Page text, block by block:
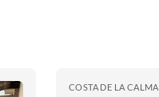
COSTA DE LA CALMA